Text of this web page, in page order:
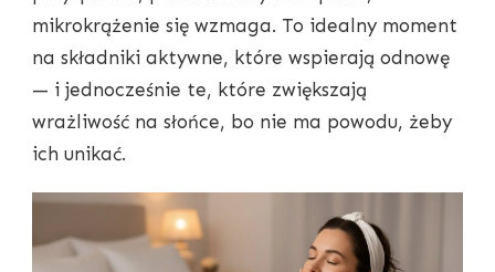
mikrokrążenie się wzmaga. To idealny moment
na składniki aktywne, które wspierają odnowę
— i jednocześnie te, które zwiększają
wrażliwość na słońce, bo nie ma powodu, żeby
ich unikać.